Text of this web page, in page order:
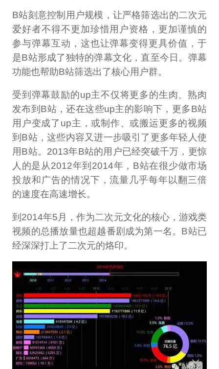
B站刻意控制用户规模，让严格筛选出的二次元
爱好者不得不更加珍惜用户资格，更加谨慎的
参与弹幕互动，这也让弹幕变得更具价值，于
是B站形成了独特的弹幕文化，直至今日。弹幕
功能也帮助B站筛选出了核心用户群。
受到弹幕鼓励的up主不仅将更多的生肉、熟肉
发布到B站，还在这些up主的影响下，更多B站
用户变成了up主，或制作、或搬运更多的视频
到B站，这些内容又进一步吸引了更多年轻人使
用B站。2013年B站的用户已经突破千万，更惊
人的是从2012年到2014年，B站在很少做市场
投放和广告的情况下，流量几乎每年以翻三倍
的速度在高速增长。
到2014年5月，作为二次元文化的核心，游戏类
视频的总播放量也超越番剧成为第一名。B站已
经深深打上了二次元的烙印。